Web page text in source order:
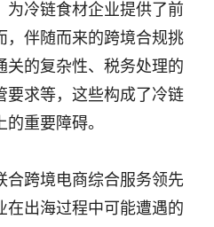
为冷链食材企业提供了前
，伴随而来的跨境合规挑
关的复杂性、税务处理的
要求等，这些构成了冷链
重要障碍。
合跨境电商综合服务领先
在出海过程中可能遭遇的